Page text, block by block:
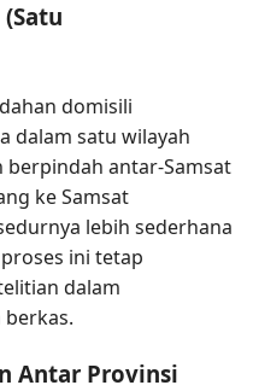
domisili
dalam satu wilayah
antar-Samsat
ke Samsat
lebih sederhana
ini tetap
dalam
Antar Provinsi